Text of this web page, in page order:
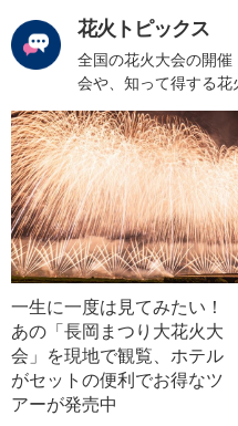
花火トピックス
全国の花火大会の開
会や、知って得する花
一生に一度は見てみたい！
あの「長岡まつり大花火大
会」を現地で観覧、ホテル
がセットの便利でお得なツ
アーが発売中